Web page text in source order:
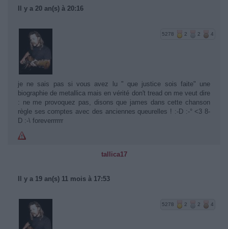
Il y a 20 an(s) à 20:16
5278 2 2 4
je ne sais pas si vous avez lu " que justice sois faite" une
biographie de metallica mais en vérité don't tread on me veut dire
: ne me provoquez pas, disons que james dans cette chanson
règle ses comptes avec des anciennes queurelles ! :-D :-° <3 8-
D :-\ foreverrrrrr
tallica17
Il y a 19 an(s) 11 mois à 17:53
5278 2 2 4